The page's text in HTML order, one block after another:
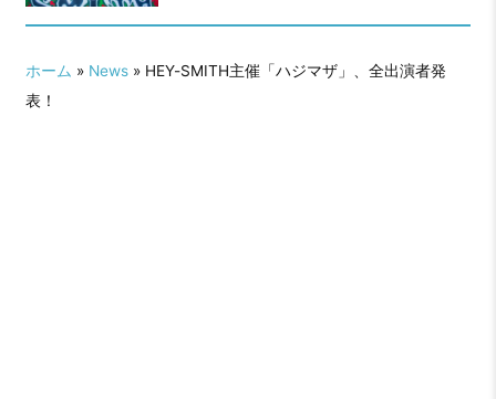
ホーム » News» HEY-SMITH主催「ハジマザ」、全出演者発
表！